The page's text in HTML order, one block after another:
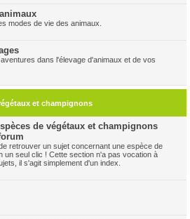
modes de vie des animaux.
dans l'élevage d'animaux et de vos
et champignons
de végétaux et champignons
retrouver un sujet concernant une espèce de
un seul clic ! Cette section n'a pas vocation à
il s'agit simplement d'un index.